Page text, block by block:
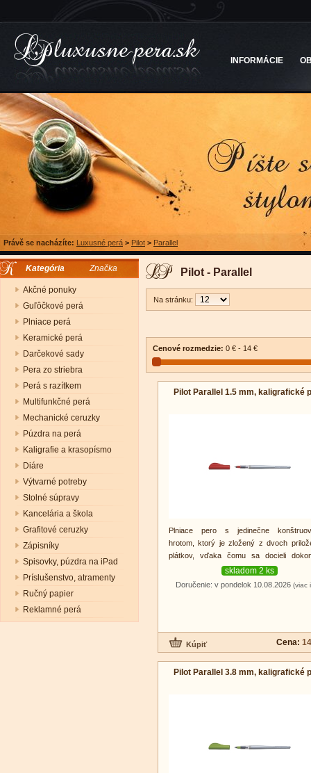
INFORMÁCIE
Právě se nacházíte: Luxusné perá > Pilot > Parallel
Kategória Značka
Akčné ponuky
Guľôčkové perá
Plniace perá
Keramické perá
Darčekové sady
Pera zo striebra
Perá s razítkem
Multifunkčné perá
Mechanické ceruzky
Púzdra na perá
Kaligrafie a krasopísmo
Diáre
Výtvarné potreby
Stolné súpravy
Kancelária a škola
Grafitové ceruzky
Zápisníky
Spisovky, púzdra na iPad
Príslušenstvo, atramenty
Ručný papier
Reklamné perá
Pilot - Parallel
Na stránku:
Cenové rozmedzie: 0 € - 14 €
Pilot Parallel 1.5 mm, kaligrafické
Plniace pero s jedinečne
hrotom, ktorý je zložený z dvoch
plátkov, vďaka čomu sa docieli
kaligrafického efektu.skladom 2 ks
Doručenie: v pondelok 10.08.2026 (viac
Cena:
Pilot Parallel 3.8 mm, kaligrafické